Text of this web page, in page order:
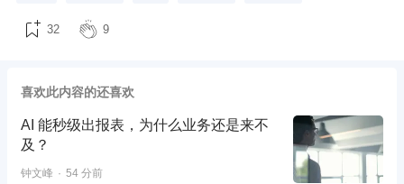
32 9
喜欢此内容的还喜欢
AI 能秒级出报表，为什么业务还是来不
及？
钟文峰 54 分前